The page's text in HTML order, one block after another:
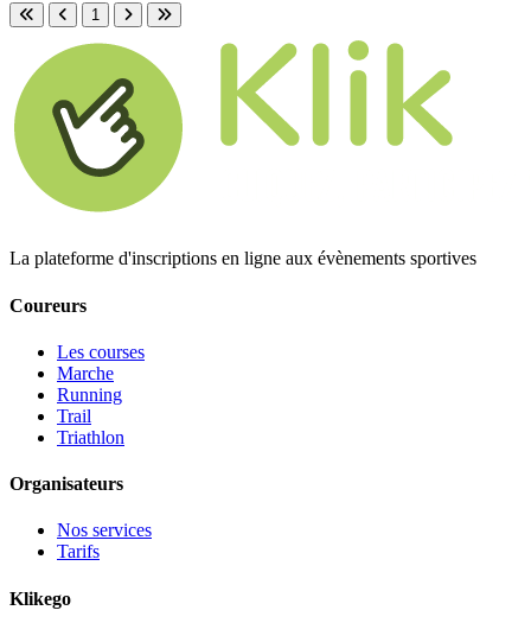
Première page
Page précédente
1
Page suivante
Dernière page
La plateforme d'inscriptions en ligne aux évènements sportives
Coureurs
Les courses
Marche
Running
Trail
Triathlon
Organisateurs
Nos services
Tarifs
Klikego